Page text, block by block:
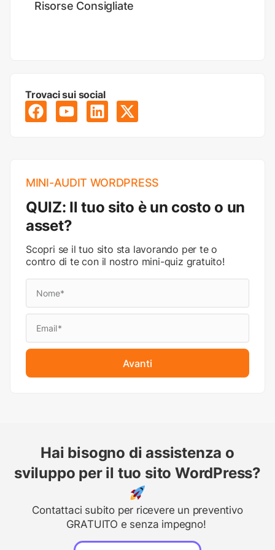
Risorse Consigliate
Trovaci sui social
MINI-AUDIT WORDPRESS
QUIZ: Il tuo sito è un costo o un
asset?
Scopri se il tuo sito sta lavorando per te o
contro di te con il nostro mini-quiz gratuito!
Avanti
Hai bisogno di assistenza o
sviluppo per il tuo sito WordPress?
Contattaci subito per ricevere un preventivo
GRATUITO e senza impegno!